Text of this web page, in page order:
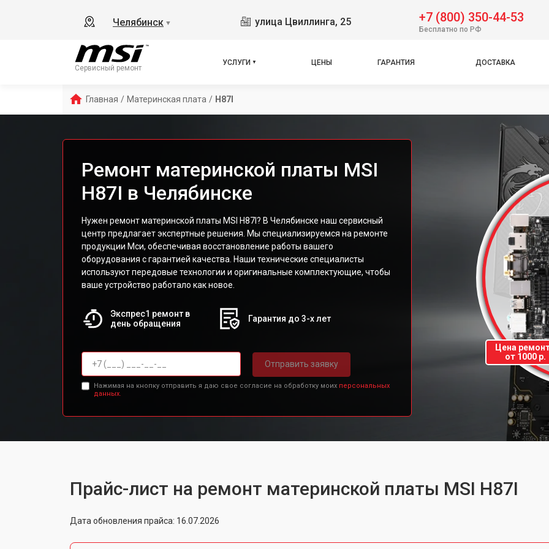
Челябинск ▼ улица Цвиллинга, 25 +7 (800) 350-44-53
Бесплатно по РФ
Сервисный ремонт
УСЛУГИ ЦЕНЫ ГАРАНТИЯ ДОСТАВКА
Главная / Материнская плата / H87I
Ремонт материнской платы MSI
H87I в Челябинске
Нужен ремонт материнской платы MSI H87I? В Челябинске наш сервисный
центр предлагает экспертные решения. Мы специализируемся на ремонте
продукции Мси, обеспечивая восстановление работы вашего
оборудования с гарантией качества. Наши технические специалисты
используют передовые технологии и оригинальные комплектующие, чтобы
ваше устройство работало как новое.
Экспрес1 ремонт в
день обращения
Гарантия до 3-х лет
Отправить заявку
Нажимая на кнопку отправить я даю свое согласие на обработку моих персональных
данных.
Цена
от 1000 р.
Прайс-лист на ремонт материнской платы MSI H87I
Дата обновления прайса: 16.07.2026